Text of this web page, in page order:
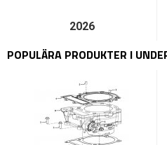
2026
POPULÄRA PRODUKTER I